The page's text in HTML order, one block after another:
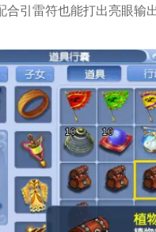
引雷符也能打出亮眼输